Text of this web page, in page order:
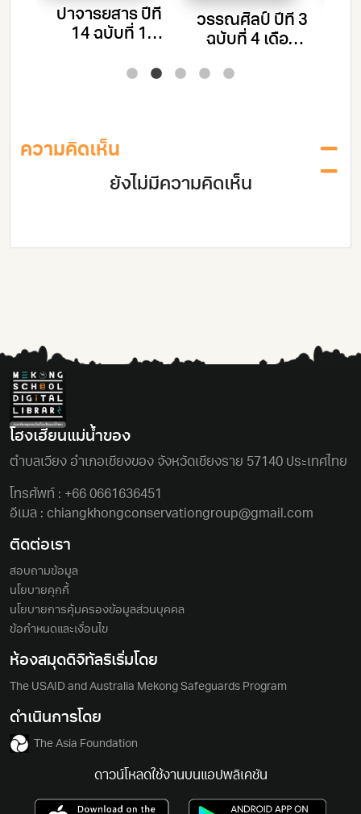
ปาจารยสาร ปีที่
14 ฉบับที่ 1
กุมภาพันธ์
วรรณศิลป์ ปีที่ 3
ฉบับที่ 4 เดือน
ธันวาคม 2527
ความคิดเห็น
ยังไม่มีความคิดเห็น
โฮงเฮียนแม่นํ้าของ
ตําบลเวียง อําเภอเชียงของ จังหวัดเชียงราย 57140 ประเทศไทย
โทรศัพท์ : +66 0661636451
อีเมล : chiangkhongconservationgroup@gmail.com
ติดต่อเรา
สอบถามข้อมูล
นโยบายคุกกี้
นโยบายการคุ้มครองข้อมูลส่วนบุคคล
ข้อกำหนดและเงื่อนไข
ห้องสมุดดิจิทัลริเริ่มโดย
The USAID and Australia Mekong Safeguards Program
ดำเนินการโดย
The Asia Foundation
ดาวน์โหลดใช้งานบนแอปพลิเคชัน